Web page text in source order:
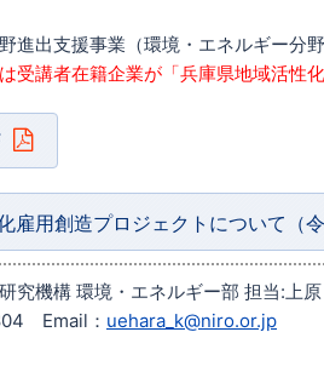
野進出支援事業（環境・エネルギー
受講者在籍企業が「兵庫県地域活性
雇用創造プロジェクトについて（
究機構 環境・エネルギー部 担当:上
Email： uehara_k@niro.or.jp